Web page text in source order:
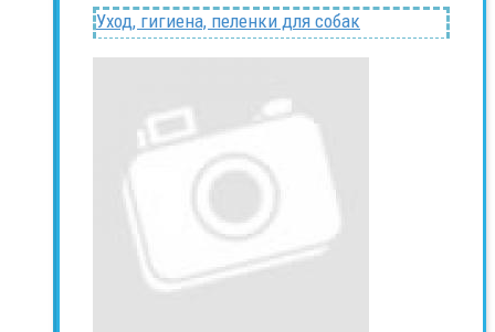
Уход, гигиена, пеленки для собак